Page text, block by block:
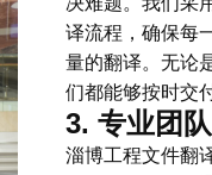
译流程，确保每
量的翻译。无论
们都能够按时交
3. 专业团
淄博工程文件翻